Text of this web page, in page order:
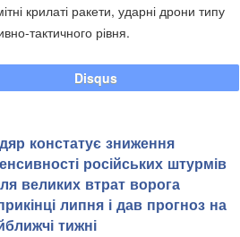
крилаті ракети, ударні дрони типу
тактичного рівня.
Disqus
констатує зниження
російських штурмів
великих втрат ворога
липня і дав прогноз на
тижні